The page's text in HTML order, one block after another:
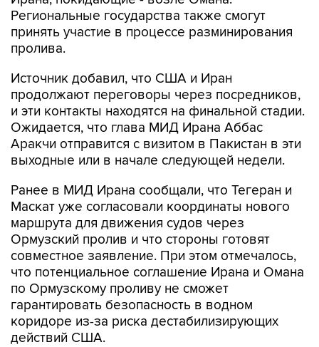
Региональные государства также смогут
принять участие в процессе разминирования
пролива.
Источник добавил, что США и Иран
продолжают переговоры через посредников,
и эти контакты находятся на финальной стадии.
Ожидается, что глава МИД Ирана Аббас
Аракчи отправится с визитом в Пакистан в эти
выходные или в начале следующей недели.
Ранее в МИД Ирана сообщали, что Тегеран и
Маскат уже согласовали координаты нового
маршрута для движения судов через
Ормузский пролив и что стороны готовят
совместное заявление. При этом отмечалось,
что потенциальное соглашение Ирана и Омана
по Ормузскому проливу не сможет
гарантировать безопасность в водном
коридоре из-за риска дестабилизирующих
действий США.